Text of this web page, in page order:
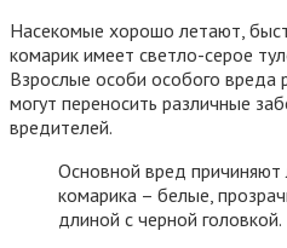
Насекомые хорошо летают,
комарик имеет светло-серое
Взрослые особи особого вреда
могут переносить различные
вредителей.
Основной вред причиняют
комарика – белые,
длиной с черной головкой.